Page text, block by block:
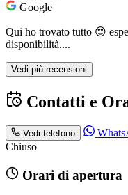
Google
Qui ho trovato tutto 😍
disponibilità....
Vedi più recensioni
Contatti e
Vedi telefono
Chiuso
Orari di apertura